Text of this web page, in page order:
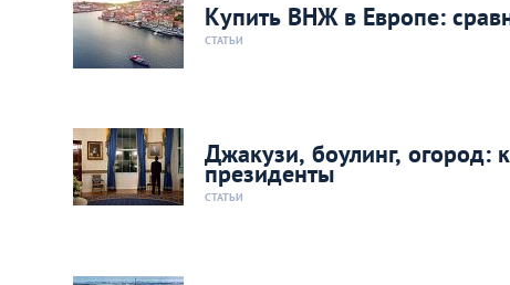
Купить ВНЖ в Европе:
СТАТЬИ
Джакузи, боулинг, огород:
президенты
СТАТЬИ